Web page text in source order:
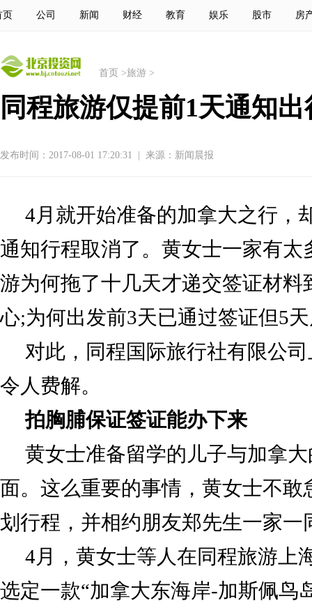
页 公司 新闻 财经 教育 娱乐 股市 房
首页 >旅游 >
同程旅游仅提前1天通知
发布时间：2017-08-01 17:20:31 来源：新闻晨报
4月就开始准备的加拿大之行，
通知行程取消了。黄女士一家有太
游为何拖了十几天才递交签证材料
心;为何出发前3天已通过签证但5
对此，同程国际旅行社有限公
令人费解。
拍胸脯保证签证能办下来
黄女士准备留学的儿子与加拿
面。这么重要的事情，黄女士不敢
划行程，并相约朋友郑先生一家一
4月，黄女士等人在同程旅游上
选定一款“加拿大东海岸-加斯佩鸟